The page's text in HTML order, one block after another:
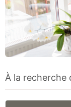
À la recherche